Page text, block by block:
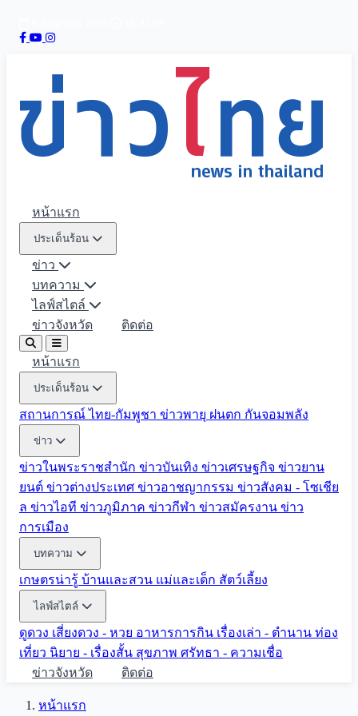
หน้าแรก
ประเด็นร้อน
ข่าว
บทความ
ไลฟ์สไตล์
ข่าวจังหวัด
ติดต่อ
หน้าแรก
ประเด็นร้อน
สถานการณ์ ไทย-กัมพูชา ข่าวพายุ ฝนตก กันจอมพลัง
ข่าว
ข่าวในพระราชสำนัก ข่าวบันเทิง ข่าวเศรษฐกิจ ข่าวยาน
ยนต์ ข่าวต่างประเทศ ข่าวอาชญากรรม ข่าวสังคม - โซเชีย
ล ข่าวไอที ข่าวภูมิภาค ข่าวกีฬา ข่าวสมัครงาน ข่าว
การเมือง
บทความ
เกษตรน่ารู้ บ้านและสวน แม่และเด็ก สัตว์เลี้ยง
ไลฟ์สไตล์
ดูดวง เสี่ยงดวง - หวย อาหารการกิน เรื่องเล่า - ตำนาน ท่อง
เที่ยว นิยาย - เรื่องสั้น สุขภาพ ศรัทธา - ความเชื่อ
ข่าวจังหวัด
ติดต่อ
หน้าแรก